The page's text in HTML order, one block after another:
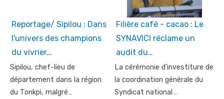
Reportage/ Sipilou : Dans
l'univers des champions
du vivrier…
Sipilou, chef-lieu de
département dans la région
du Tonkpi, malgré…
Filière café - cacao : Le
SYNAVICI réclame un
audit du…
La cérémonie d'investiture de
la coordination générale du
Syndicat national…